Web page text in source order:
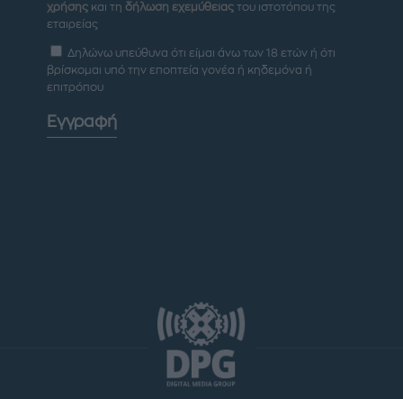
χρήσης και τη δήλωση εχεμύθειας του ιστοτόπου της
εταιρείας
Δηλώνω υπεύθυνα ότι είμαι άνω των 18 ετών ή ότι
βρίσκομαι υπό την εποπτεία γονέα ή κηδεμόνα ή
επιτρόπου
Εγγραφή